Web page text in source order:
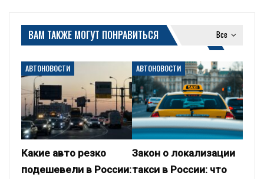
Все
ВАМ ТАКЖЕ МОГУТ ПОНРАВИТЬСЯ
АВТОНОВОСТИ
Какие авто резко
подешевели в России:
АВТОНОВОСТИ
Закон о локализации
такси в России: что